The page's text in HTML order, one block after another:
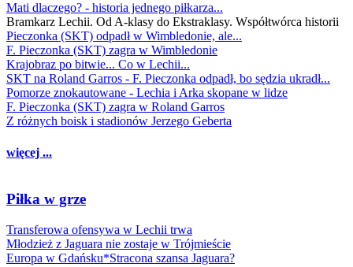
Mati dlaczego? - historia jednego piłkarza...
Bramkarz Lechii. Od A-klasy do Ekstraklasy. Współtwórca historii
Pieczonka (SKT) odpadł w Wimbledonie, ale...
F. Pieczonka (SKT) zagra w Wimbledonie
Krajobraz po bitwie... Co w Lechii...
SKT na Roland Garros - F. Pieczonka odpadł, bo sędzia ukradł...
Pomorze znokautowane - Lechia i Arka skopane w lidze
F. Pieczonka (SKT) zagra w Roland Garros
Z różnych boisk i stadionów Jerzego Geberta
więcej ...
Piłka w grze
Transferowa ofensywa w Lechii trwa
Młodzież z Jaguara nie zostaje w Trójmieście
Europa w Gdańsku*Stracona szansa Jaguara?